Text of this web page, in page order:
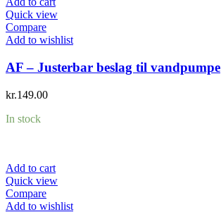
Quick view
Compare
Add to wishlist
AF – Justerbar beslag til vandpumpe
kr.149.00
In stock
Add to cart
Quick view
Compare
Add to wishlist